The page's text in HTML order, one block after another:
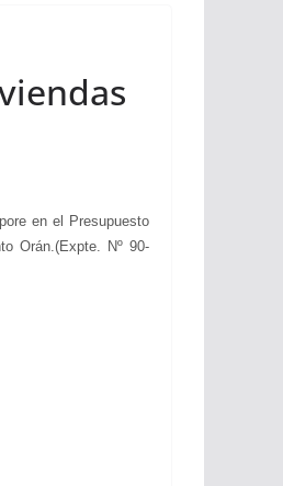
en el Presupuesto
Orán.(Expte. Nº 90-